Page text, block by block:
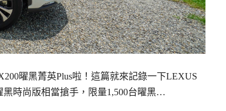
曜黑菁英Plus啦！這篇就來記錄一下LEXUS
黑時尚版相當搶手，限量1,500台曜黑…